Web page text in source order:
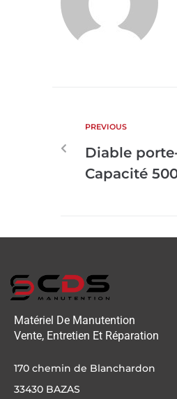
PREVIOUS
Diable
Capacité
Matériel De Manutention
Vente, Entretien Et Réparation
170 chemin de Blanchardon
33430 BAZAS